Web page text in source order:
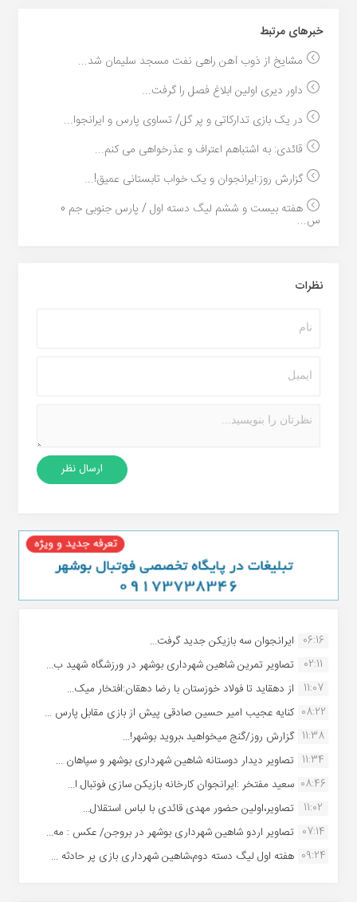
خبر‌های مرتبط
مشایخ از ذوب آهن راهی نفت مسجد سلیمان شد...
داور دیری اولین ابلاغ فصل را گرفت...
در یک بازی تدارکاتی و پر گل/ تساوی پارس و ایرانجوا...
قائدی: به اشتباهم اعتراف و عذرخواهی می کنم...
گزارش روز:ایرانجوان و یک خواب تابستانی عمیق!...
هفته بیست و ششم لیگ دسته اول / پارس جنوبی جم 0
س...
نظرات
06:16 ایرانجوان سه بازیکن جدید گرفت...
02:11
تصاویر تمرین شاهین شهردارى بوشهر در ورزشگاه شهید ب...
11:07
از دهقاید تا فولاد خوزستان با رضا دهقان:افتخار میک...
08:22 کنایه عجیب امیر حسین صادقی پیش از بازی مقابل پارس ...
11:38 گزارش روز/گنج میخواهید ،بروید بوشهر!...
11:34 تصاویر دیدار دوستانه شاهین شهردارى بوشهر و سپاهان ...
08:46 سعید مفتخر :ایرانجوان کارخانه بازیکن سازی فوتبال ا...
11:02
تصاویر،اولین حضور مهدی قائدی با لباس استقلال...
07:14 تصاویر اردو شاهین شهرداری بوشهر در بروجن/ عکس : مه...
09:24 هفته اول لیگ دسته دوم،شاهین شهرداری بازی پر حادثه ...